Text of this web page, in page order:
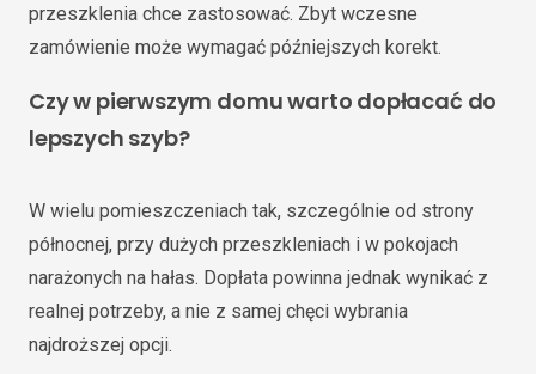
przeszklenia chce zastosować. Zbyt wczesne
zamówienie może wymagać późniejszych korekt.
Czy w pierwszym domu warto dopłacać do
lepszych szyb?
W wielu pomieszczeniach tak, szczególnie od strony
północnej, przy dużych przeszkleniach i w pokojach
narażonych na hałas. Dopłata powinna jednak wynikać z
realnej potrzeby, a nie z samej chęci wybrania
najdroższej opcji.